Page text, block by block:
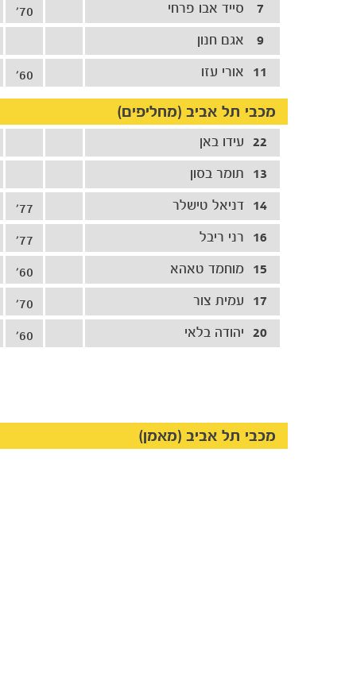
7
סייד אבו פרחי
70'
9
אגם חנון
11
אורי עזו 60'
מכבי תל אביב (מחליפים)
22 עידו באן
13
תומר בסון
14 דניאל טישלר
77'
16
רני ריבל
77'
15 מוחמד טאהא
60'
17
עמית צור
70'
20 יהודה בלאי 60'
מכבי תל אביב (מאמן)